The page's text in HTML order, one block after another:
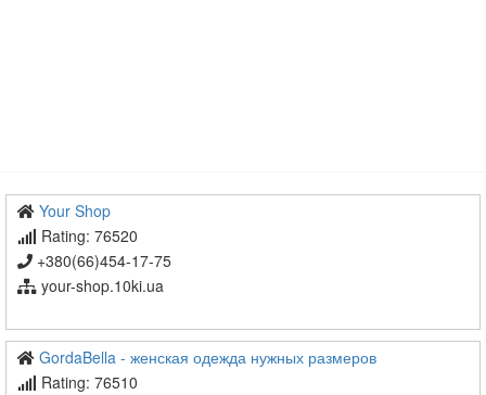
Your Shop
Rating: 76520
+380(66)454-17-75
your-shop.10ki.ua
GordaBella - женская одежда нужных размеров
Rating: 76510